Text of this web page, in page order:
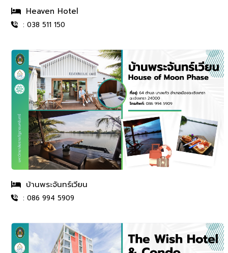
Heaven Hotel
: 038 511 150
บ้านพระจันทร์เวียน
: 086 994 5909